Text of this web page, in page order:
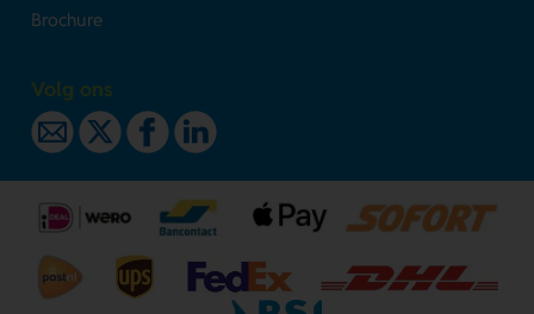
Brochure
Volg ons